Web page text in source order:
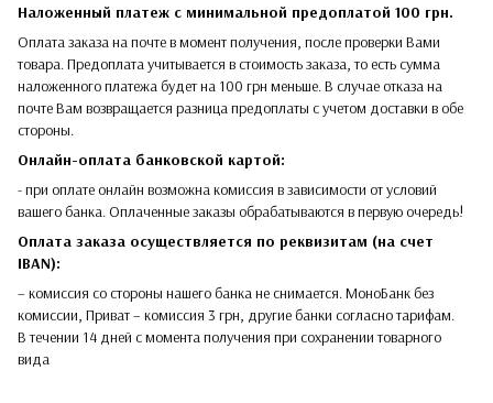
Наложенный платеж с минимальной предоплатой 100 грн.
Оплата заказа на почте в момент получения, после проверки Вами
товара. Предоплата учитывается в стоимость заказа, то есть сумма
наложенного платежа будет на 100 грн меньше. В случае отказа на
почте Вам возвращается разница предоплаты с учетом доставки в обе
стороны.​​
Онлайн-оплата банковской картой:
- при оплате онлайн возможна комиссия в зависимости от условий
вашего банка. Оплаченные заказы обрабатываются в первую очередь!
Оплата заказа осуществляется по реквизитам (на счет
IBAN):
– комиссия со стороны нашего банка не снимается. МоноБанк без
комиссии, Приват – комиссия 3 грн, другие банки согласно тарифам.
В течении 14 дней с момента получения при сохранении товарного
вида